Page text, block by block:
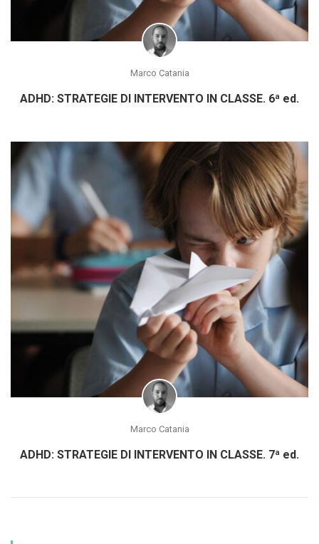
Marco Catania
ADHD: STRATEGIE DI INTERVENTO IN CLASSE. 6ª ed.
Marco Catania
ADHD: STRATEGIE DI INTERVENTO IN CLASSE. 7ª ed.